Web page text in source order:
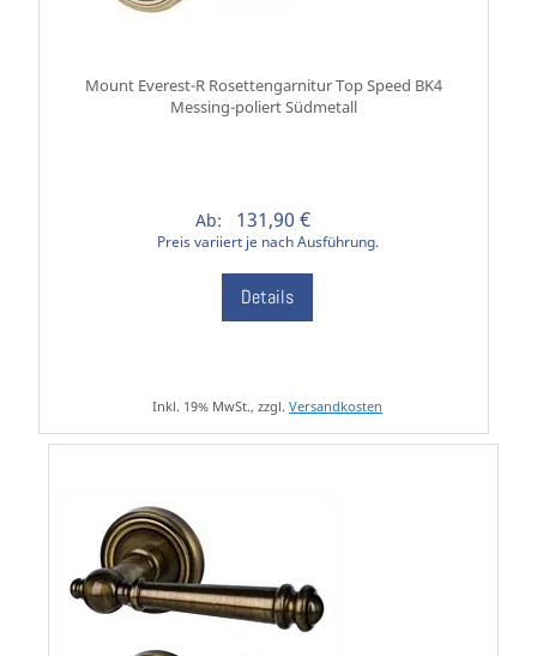
Mount Everest-R Rosettengarnitur Top Speed BK4
Messing-poliert Südmetall
Ab: 131,90 €
Preis variiert je nach Ausführung.
Details
Inkl. 19% MwSt., zzgl.Versandkosten